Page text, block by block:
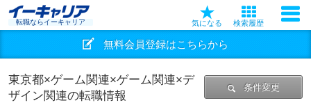
転職ならイーキャリア 気になる 検索履歴
無料会員登録はこちらから
東京都×ゲーム関連×ゲーム関連×デ
ザイン関連の転職情報
条件変更